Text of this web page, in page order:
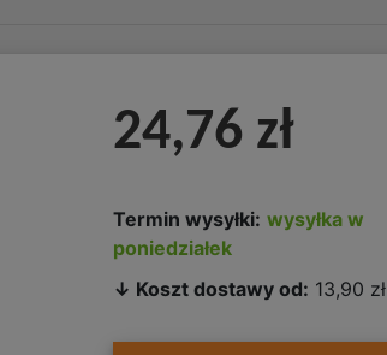
24,76 zł
Termin wysyłki: wysyłka w
poniedziałek
↓ Koszt dostawy od: 13,90 zł